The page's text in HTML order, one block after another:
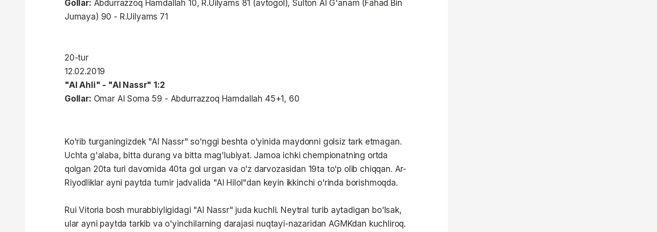
Gollar: Abdurrazzoq Hamdallah 10, R.Uilyams 81 (avtogol), Sulton Al G'anam (Fahad Bin
Jumaya) 90 - R.Uilyams 71
20-tur
12.02.2019
"Al Ahli" - "Al Nassr" 1:2
Gollar: Omar Al Soma 59 - Abdurrazzoq Hamdallah 45+1, 60
Ko'rib turganingizdek "Al Nassr" so'nggi beshta o'yinida maydonni golsiz tark etmagan.
Uchta g'alaba, bitta durang va bitta mag'lubiyat. Jamoa ichki chempionatning ortda
qolgan 20ta turi davomida 40ta gol urgan va o'z darvozasidan 19ta to'p olib chiqqan. Ar-
Riyodliklar ayni paytda turnir jadvalida "Al Hilol"dan keyin ikkinchi o'rinda borishmoqda.
Rui Vitoria bosh murabbiyligidagi "Al Nassr" juda kuchli. Neytral turib aytadigan bo'lsak,
ular ayni paytda tarkib va o'yinchilarning darajasi nuqtayi-nazaridan AGMKdan kuchliroq.